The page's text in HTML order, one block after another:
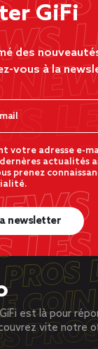
GiFi
des
vous à la
votre adresse e-
actualités
prenez
newsletter
est là pour
vite notre